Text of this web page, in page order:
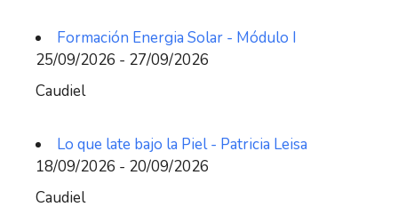
Formación Energia Solar - Módulo I
25/09/2026 - 27/09/2026
Caudiel
Lo que late bajo la Piel - Patricia Leisa
18/09/2026 - 20/09/2026
Caudiel